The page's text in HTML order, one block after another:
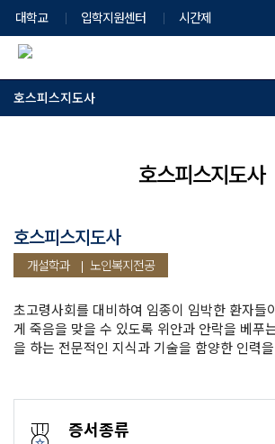
대학교 입학지원센터 시간제
호스피스지도사
호스피스지도사
호스피스지도사
개설학과 노인복지전공
초고령사회를 대비하여 임종이 임박한 환자들
게 죽음을 맞을 수 있도록 위안과 안락을 베푸
을 하는 전문적인 지식과 기술을 함양한 인력
증서종류